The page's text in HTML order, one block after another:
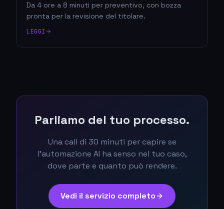
Da 4 ore a 8 minuti per preventivo, con bozza
pronta per la revisione del titolare.
LEGGI
Parliamo del tuo processo.
Una call di 30 minuti per capire se
l'automazione AI ha senso nel tuo caso,
dove parte e quanto può rendere.
Vedi il servizio completo